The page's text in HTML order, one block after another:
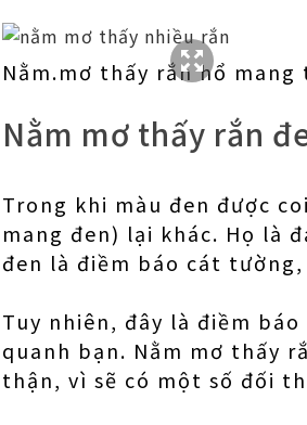
Nằm.mơ thấy rắn hổ mang
Nằm mơ thấy rắn
Trong khi màu đen được
mang đen) lại khác. Họ là
đen là điềm báo cát tường,
Tuy nhiên, đây là điềm
quanh bạn. Nằm mơ thấy
thận, vì sẽ có một số đối